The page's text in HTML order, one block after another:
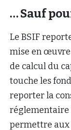
… Sauf
Le BSIF
mise en
de calcul du
touche les
reporter la
réglementaire
permettre aux